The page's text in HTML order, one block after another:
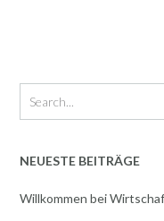
NEUESTE BEITRÄGE
Willkommen bei